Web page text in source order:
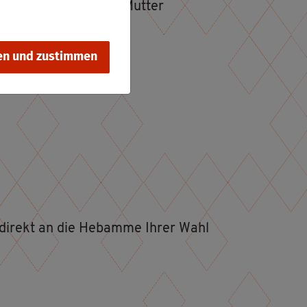
und zustimmen
Tod oder wenn die Mut­ter
an die Heb­am­me Ihrer Wahl